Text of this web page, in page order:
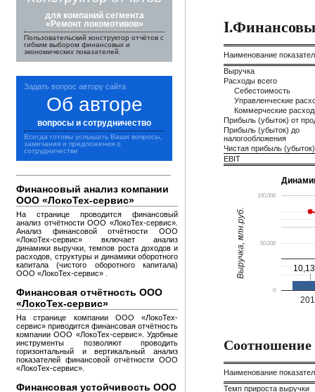
для компаний сегмента
«Ремонт локомотивов»
Пользовательский конструктор отчётов с
гибким выбором финансовых и
экономических показателей.
Задать вопрос автору сайта
Об авторе
вопросы и сотрудничество
Всегда готовы услышать Ваши вопросы,
замечания и предложения о
сотрудничестве
Финансовый анализ компании
ООО «ЛокоТех-сервис»
На странице проводится финансовый
анализ отчётности ООО «ЛокоТех-сервис».
Анализ финансовой отчётности ООО
«ЛокоТех-сервис» включает анализ
динамики выручки, темпов роста доходов и
расходов, структуры и динамики оборотного
капитала (чистого оборотного капитала)
ООО «ЛокоТех-сервис» .
Финансовая отчётность ООО
«ЛокоТех-сервис»
На странице компании ООО «ЛокоТех-
сервис» приводится финансовая отчётность
компании ООО «ЛокоТех-сервис». Удобные
инструменты позволяют проводить
горизонтальный и вертикальный анализ
показателей финансовой отчётности ООО
«ЛокоТех-сервис».
Финансовая устойчивость ООО
Наименование
Выручка
Расходы всего
Себестоимость
Управленческие
Коммерческие
Прибыль (убыток) от
Прибыль (убыток) до
налогообложения
Чистая прибыль (убыток)
EBIT
0
50,000
100,000
Выручка, млн.руб.
Соотношение
Наименование
Темп прироста выручки